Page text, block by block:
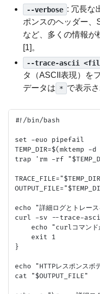
--verbose : 冗長な
ポンスのヘッダー、
など、多くの情報が
[1]。
--trace-ascii
タ（ASCII表現）を
データは * で表示さ
#!/bin/bash
set -euo pipefail
TEMP_DIR=$(mktemp -
trap 'rm -rf
echo "詳細ログとトレー
curl -sv --trace-ascii
echo "curlコマンド
    exit 1
}
echo "HTTPレスポンスボ
cat "$OUTPUT_FILE"